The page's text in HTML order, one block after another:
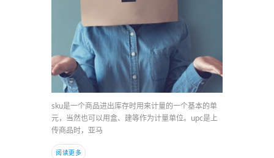
sku是一个商品进出库存时用来计量的一个基本的单
元，当然也可以用盒、建等作为计量单位。upc是上
传商品时，亚马
阅读更多